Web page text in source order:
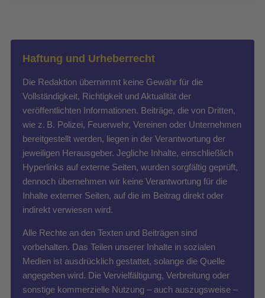
Haftung und Urheberrecht
Die Redaktion übernimmt keine Gewähr für die
Vollständigkeit, Richtigkeit und Aktualität der
veröffentlichten Informationen. Beiträge, die von Dritten,
wie z. B. Polizei, Feuerwehr, Vereinen oder Unternehmen
bereitgestellt werden, liegen in der Verantwortung der
jeweiligen Herausgeber. Jegliche Inhalte, einschließlich
Hyperlinks auf externe Seiten, wurden sorgfältig geprüft,
dennoch übernehmen wir keine Verantwortung für die
Inhalte externer Seiten, auf die im Beitrag direkt oder
indirekt verwiesen wird.
Alle Rechte an den Texten und Beiträgen sind
vorbehalten. Das Teilen unserer Inhalte in sozialen
Medien ist ausdrücklich gestattet, solange die Quelle
angegeben wird. Die Vervielfältigung, Verbreitung oder
sonstige kommerzielle Nutzung – auch auszugsweise –